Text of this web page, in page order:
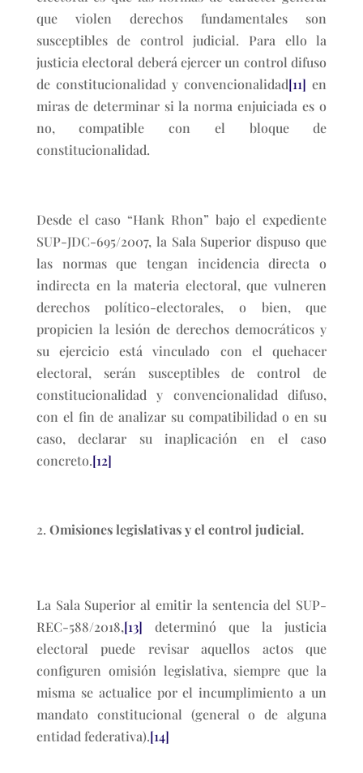
que violen derechos fundamentales son
susceptibles de control judicial. Para ello la
justicia electoral deberá ejercer un control difuso
de constitucionalidad y convencionalidad[11] en
miras de determinar si la norma enjuiciada es o
no, compatible con el bloque de
constitucionalidad.
Desde el caso “Hank Rhon” bajo el expediente
SUP-JDC-695/2007, la Sala Superior dispuso que
las normas que tengan incidencia directa o
indirecta en la materia electoral, que vulneren
derechos político-electorales, o bien, que
propicien la lesión de derechos democráticos y
su ejercicio está vinculado con el quehacer
electoral, serán susceptibles de control de
constitucionalidad y convencionalidad difuso,
con el fin de analizar su compatibilidad o en su
caso, declarar su inaplicación en el caso
concreto.[12]
Omisiones legislativas y el control judicial.
La Sala Superior al emitir la sentencia del SUP-
REC-588/2018,[13] determinó que la justicia
electoral puede revisar aquellos actos que
configuren omisión legislativa, siempre que la
misma se actualice por el incumplimiento a un
mandato constitucional (general o de alguna
entidad federativa).[14]